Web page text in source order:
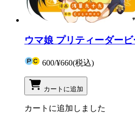
ウマ娘 プリティーダー
600/¥660(税込)
カートに追加
カートに追加しました